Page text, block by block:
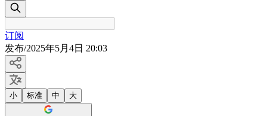
订阅
发布/2025年5月4日 20:03
小 标准 中 大